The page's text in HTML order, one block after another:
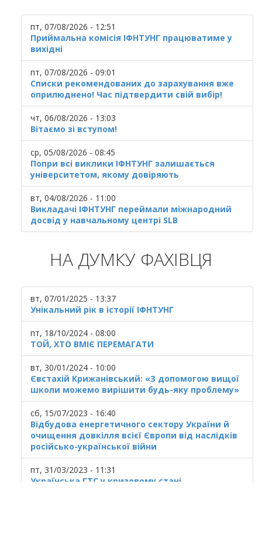
пт, 07/08/2026 - 12:51
Приймальна комісія ІФНТУНГ працюватиме у
вихідні
пт, 07/08/2026 - 09:01
Списки рекомендованих до зарахування вже
оприлюднено! Час підтвердити свій вибір!
чт, 06/08/2026 - 13:03
Вітаємо зі вступом!
ср, 05/08/2026 - 08:45
Попри всі виклики ІФНТУНГ залишається
університетом, якому довіряють
вт, 04/08/2026 - 11:00
Викладачі ІФНТУНГ переймали міжнародний
досвід у навчальному центрі SLB
НА ДУМКУ ФАХІВЦЯ
вт, 07/01/2025 - 13:37
Унікальний рік в історії ІФНТУНГ
пт, 18/10/2024 - 08:00
ТОЙ, ХТО ВМІЄ ПЕРЕМАГАТИ
вт, 30/01/2024 - 10:00
Євстахій Крижанівський: «З допомогою вищої
школи можемо вирішити будь-яку проблему»
сб, 15/07/2023 - 16:40
Відбудова енергетичного сектору України й
очищення довкілля всієї Європи від наслідків
російсько-української війни
пт, 31/03/2023 - 11:31
Українська ГТС у кризовому стані